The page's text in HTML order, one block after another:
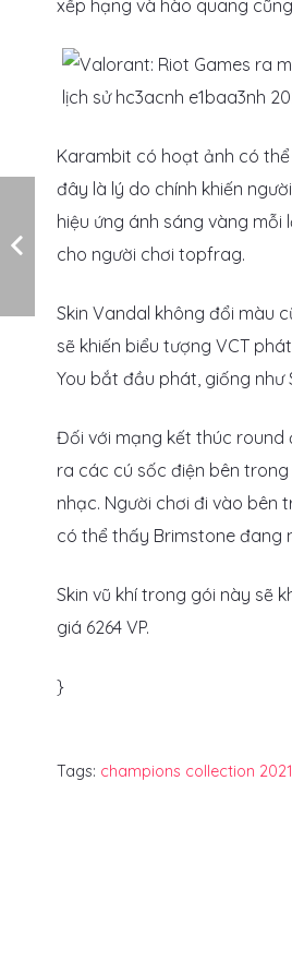
xếp hạng và hào quang
Karambit có hoạt ảnh có
đây là lý do chính khiến
hiệu ứng ánh sáng vàng mỗi
cho người chơi topfrag.
Skin Vandal không đổi màu
sẽ khiến biểu tượng VCT
You bắt đầu phát, giống như
Đối với mạng kết thúc round
ra các cú sốc điện bên
nhạc. Người chơi đi vào bên
có thể thấy Brimstone đang
Skin vũ khí trong gói này sẽ
giá 6264 VP.
}
Tags: champions collection 2021